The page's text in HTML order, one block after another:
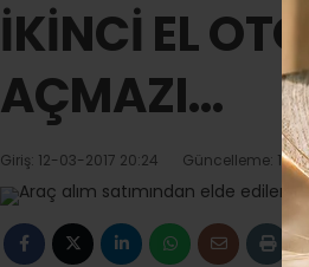
İKİNCİ EL
AÇMAZI…
Giriş: 12-03-2017 20:24 Güncelleme: 13-